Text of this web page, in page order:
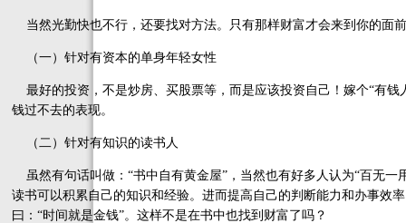
当然光勤快也不行，还要找对方法。只有那样财富才会来到你的面
（一）针对有资本的单身年轻女性
最好的投资，不是炒房、买股票等，而是应该投资自己！嫁个“有钱
钱过不去的表现。
（二）针对有知识的读书人
虽然有句话叫做：“书中自有黄金屋”，当然也有好多人认为“百无一
读书可以积累自己的知识和经验。进而提高自己的判断能力和办事效
曰：“时间就是金钱”。这样不是在书中也找到财富了吗？